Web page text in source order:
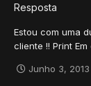
Resposta
Estou com uma
cliente !! Print
Rep+Junho 3, 2013